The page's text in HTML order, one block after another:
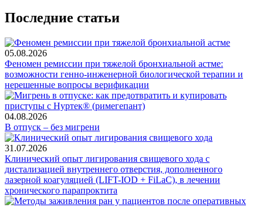
Последние статьи
05.08.2026
Феномен ремиссии при тяжелой бронхиальной астме:
возможности генно-инженерной биологической терапии и
нерешенные вопросы верификации
04.08.2026
В отпуск – без мигрени
31.07.2026
Клинический опыт лигирования свищевого хода с
дистализацией внутреннего отверстия, дополненного
лазерной коагуляцией (LIFT-IOD + FiLaC), в лечении
хронического парапроктита